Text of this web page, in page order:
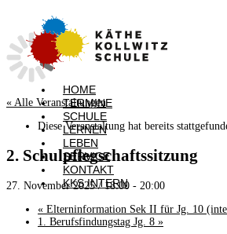
HOME
TERMINE
SCHULE
LERNEN
LEBEN
SERVICE
KONTAKT
KKS INTERN
« Alle Veranstaltungen
Diese Veranstaltung hat bereits
2. Schulpflegschaftssitzung
27. November 2025 / 18:00 - 20:00
« Elterninformation Sek II für Jg. 10
1. Berufsfindungstag Jg. 8 »